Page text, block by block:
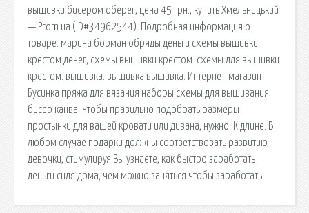
вышивки бисером оберег, цена 45 грн., купить Хмельницький
— Prom.ua (ID#34962544). Подробная информация о
товаре. марина борман обряды деньги схемы вышивки
крестом денег, схемы вышивки крестом. схемы для вышивки
крестом. вышивка. вышивка вышивка. Интернет-магазин
Бусинка пряжа для вязания наборы схемы для вышивания
бисер канва. Чтобы правильно подобрать размеры
простынки для вашей кровати или дивана, нужно: К длине. В
любом случае подарки должны соответствовать развитию
девочки, стимулируя Вы узнаете, как быстро заработать
деньги сидя дома, чем можно заняться чтобы заработать.